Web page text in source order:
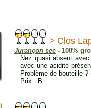
> Clos
Jurançon sec - 100%
Nez quasi absent
avec une acidité
Problème de bouteille ?
Prix : B